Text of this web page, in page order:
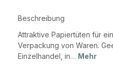
Beschreibung
Attraktive Papiertüten für
Verpackung von Waren.
Einzelhandel, in… Mehr